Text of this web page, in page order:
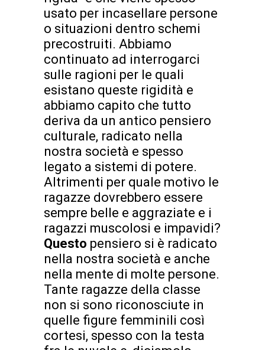
usato per incasellare persone
o situazioni dentro schemi
precostruiti. Abbiamo
continuato ad interrogarci
sulle ragioni per le quali
esistano queste rigidità e
abbiamo capito che tutto
deriva da un antico pensiero
culturale, radicato nella
nostra società e spesso
legato a sistemi di potere.
Altrimenti per quale motivo le
ragazze dovrebbero essere
sempre belle e aggraziate e i
ragazzi muscolosi e impavidi?
Questo pensiero si è radicato
nella nostra società e anche
nella mente di molte persone.
Tante ragazze della classe
non si sono riconosciute in
quelle figure femminili così
cortesi, spesso con la testa